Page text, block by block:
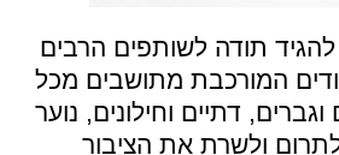
להגיד תודה לשותפים הרבים
המורכבת מתושבים מכל
דתיים וחילונים, נוער
ולשרת את הציבור